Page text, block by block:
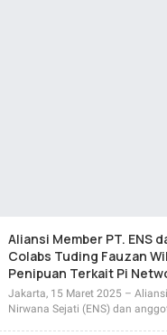
Aliansi Member PT. ENS
Colabs Tuding Fauzan
Penipuan Terkait Pi
Jakarta, 15 Maret 2025 – Aliansi
Nirwana Sejati (ENS) dan